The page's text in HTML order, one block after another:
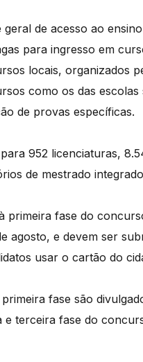
geral de acesso ao
para ingresso em
locais, organizados
como os das
de provas específicas.
952 licenciaturas,
de mestrado
primeira fase do
agosto, e devem ser
usar o cartão do
fase são
e terceira fase do